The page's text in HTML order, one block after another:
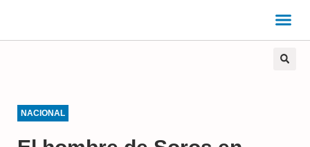
NACIONAL